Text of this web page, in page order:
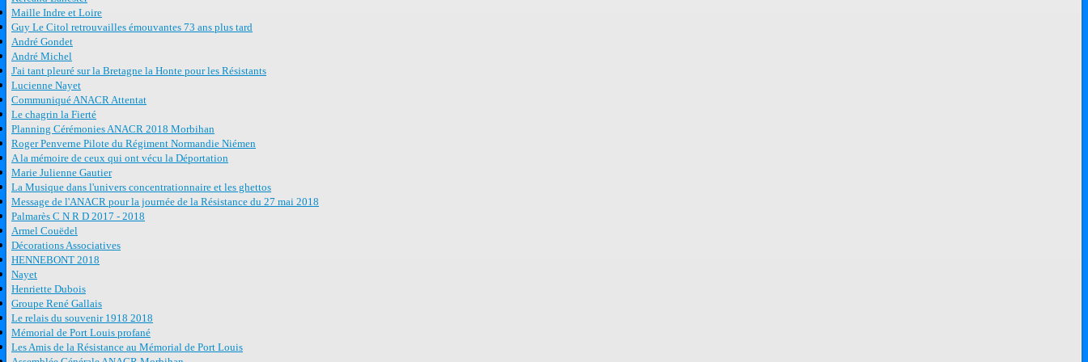
Maille Indre et Loire
Guy Le Citol retrouvailles émouvantes 73 ans plus tard
André Gondet
André Michel
J'ai tant pleuré sur la Bretagne la Honte pour les Résistants
Lucienne Nayet
Communiqué ANACR Attentat
Le chagrin la Fierté
Planning Cérémonies ANACR 2018 Morbihan
Roger Penverne Pilote du Régiment Normandie Niémen
A la mémoire de ceux qui ont vécu la Déportation
Marie Julienne Gautier
La Musique dans l'univers concentrationnaire et les ghettos
Message de l'ANACR pour la journée de la Résistance du 27 mai 2018
Palmarès C N R D 2017 - 2018
Armel Couëdel
Décorations Associatives
HENNEBONT 2018
Nayet
Henriette Dubois
Groupe René Gallais
Le relais du souvenir 1918 2018
Mémorial de Port Louis profané
Les Amis de la Résistance au Mémorial de Port Louis